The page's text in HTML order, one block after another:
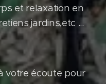
et relaxation en
jardins,etc ...
votre écoute pour